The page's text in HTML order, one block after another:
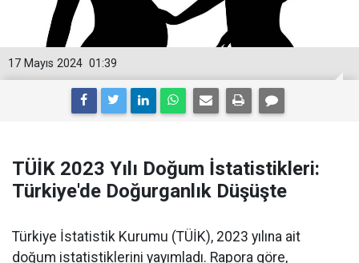
01:39
17 Mayıs 2024
TÜİK 2023 Yılı Doğum İstatistikleri:
Türkiye'de Doğurganlık Düşüşte
Türkiye İstatistik Kurumu (TÜİK), 2023 yılına ait
doğum istatistiklerini yayımladı. Rapora göre,